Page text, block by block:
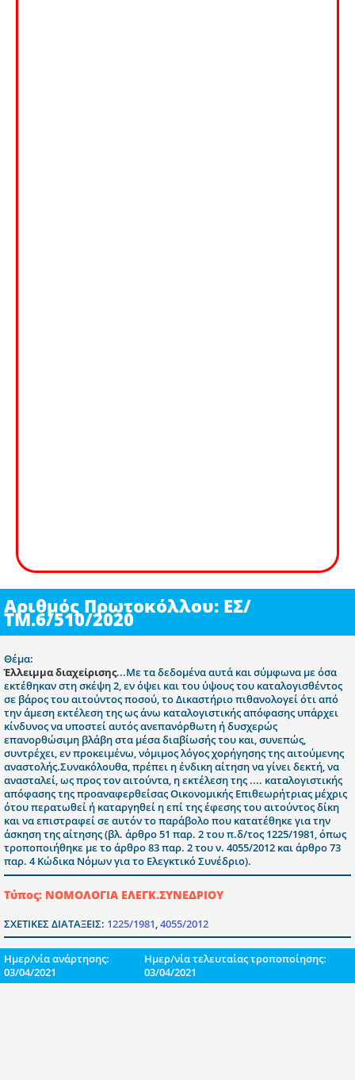
Αριθμός Πρωτοκόλλου: ΕΣ/
ΤΜ.6/510/2020
Θέμα:
Έλλειμμα διαχείρισης...Με τα δεδομένα αυτά και σύμφωνα με όσα
εκτέθηκαν στη σκέψη 2, εν όψει και του ύψους του καταλογισθέντος
σε βάρος του αιτούντος ποσού, το Δικαστήριο πιθανολογεί ότι από
την άμεση εκτέλεση της ως άνω καταλογιστικής απόφασης υπάρχει
κίνδυνος να υποστεί αυτός ανεπανόρθωτη ή δυσχερώς
επανορθώσιμη βλάβη στα μέσα διαβίωσής του και, συνεπώς,
συντρέχει, εν προκειμένω, νόμιμος λόγος χορήγησης της αιτούμενης
αναστολής.Συνακόλουθα, πρέπει η ένδικη αίτηση να γίνει δεκτή, να
ανασταλεί, ως προς τον αιτούντα, η εκτέλεση της .... καταλογιστικής
απόφασης της προαναφερθείσας Οικονομικής Επιθεωρήτριας μέχρις
ότου περατωθεί ή καταργηθεί η επί της έφεσης του αιτούντος δίκη
και να επιστραφεί σε αυτόν το παράβολο που κατατέθηκε για την
άσκηση της αίτησης (βλ. άρθρο 51 παρ. 2 του π.δ/τος 1225/1981, όπως
τροποποιήθηκε με το άρθρο 83 παρ. 2 του ν. 4055/2012 και άρθρο 73
παρ. 4 Κώδικα Νόμων για το Ελεγκτικό Συνέδριο).
Τύπος: ΝΟΜΟΛΟΓΙΑ ΕΛΕΓΚ.ΣΥΝΕΔΡΙΟΥ
ΣΧΕΤΙΚΕΣ ΔΙΑΤΑΞΕΙΣ: 1225/1981 4055/2012
Ημερ/νία ανάρτησης:
03/04/2021
Ημερ/νία τελευταίας τροποποίησης:
03/04/2021